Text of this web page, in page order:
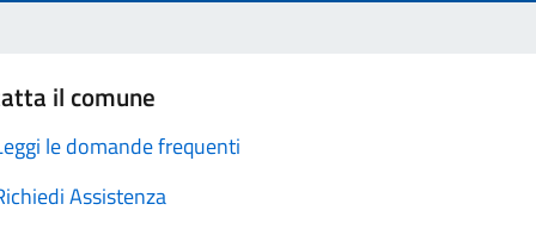
il comune
le domande frequenti
Assistenza